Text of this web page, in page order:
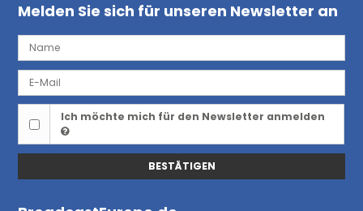
Melden Sie sich für unseren Newsletter an
Ich möchte mich für den Newsletter anmelden
BESTÄTIGEN